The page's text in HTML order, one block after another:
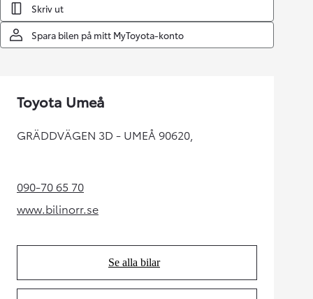
Skriv ut
Spara bilen på mitt MyToyota-konto
Toyota Umeå
GRÄDDVÄGEN 3D - UMEÅ 90620,
090-70 65 70(Opens in new tab)
www.bilinorr.se(Opens in new tab)
Se alla bilar
(Opens in new tab)